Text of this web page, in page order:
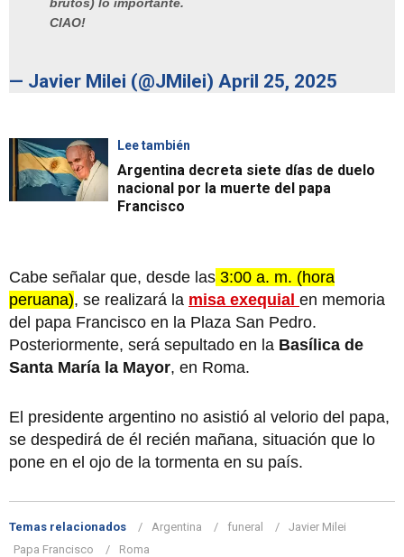
CIAO!
— Javier Milei (@JMilei) April 25, 2025
Lee también
Argentina decreta siete días de duelo
nacional por la muerte del papa
Francisco
Cabe señalar que, desde las 3:00 a. m. (hora
peruana), se realizará la misa exequial en memoria
del papa Francisco en la Plaza San Pedro.
Posteriormente, será sepultado en la Basílica de
Santa María la Mayor, en Roma.
El presidente argentino no asistió al velorio del papa,
se despedirá de él recién mañana, situación que lo
pone en el ojo de la tormenta en su país.
Temas relacionados Argentina funeral
Javier Milei
Papa Francisco
Roma